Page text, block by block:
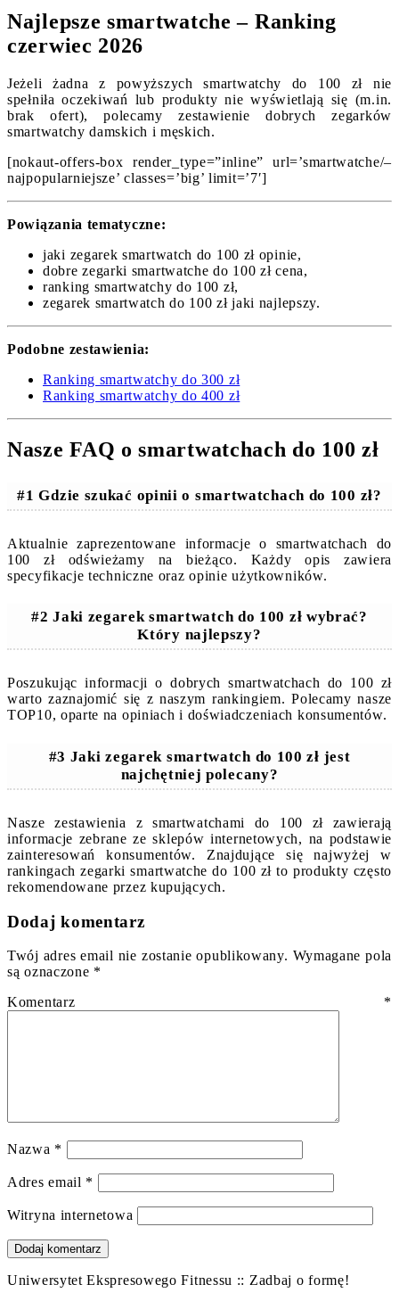
Najlepsze smartwatche – Ranking
czerwiec 2026
Jeżeli żadna z powyższych smartwatchy do 100 zł nie
spełniła oczekiwań lub produkty nie wyświetlają się (m.in.
brak ofert), polecamy zestawienie dobrych zegarków
smartwatchy damskich i męskich.
[nokaut-offers-box render_type=”inline” url=’smartwatche/–
najpopularniejsze’ classes=’big’ limit=’7′]
Powiązania tematyczne:
jaki zegarek smartwatch do 100 zł opinie,
dobre zegarki smartwatche do 100 zł cena,
ranking smartwatchy do 100 zł,
zegarek smartwatch do 100 zł jaki najlepszy.
Podobne zestawienia:
Ranking smartwatchy do 300 zł
Ranking smartwatchy do 400 zł
Nasze FAQ o smartwatchach do 100 zł
#1 Gdzie szukać opinii o smartwatchach do 100 zł?
Aktualnie zaprezentowane informacje o smartwatchach do
100 zł odświeżamy na bieżąco. Każdy opis zawiera
specyfikacje techniczne oraz opinie użytkowników.
#2 Jaki zegarek smartwatch do 100 zł wybrać?
Który najlepszy?
Poszukując informacji o dobrych smartwatchach do 100 zł
warto zaznajomić się z naszym rankingiem. Polecamy nasze
TOP10, oparte na opiniach i doświadczeniach konsumentów.
#3 Jaki zegarek smartwatch do 100 zł jest
najchętniej polecany?
Nasze zestawienia z smartwatchami do 100 zł zawierają
informacje zebrane ze sklepów internetowych, na podstawie
zainteresowań konsumentów. Znajdujące się najwyżej w
rankingach zegarki smartwatche do 100 zł to produkty często
rekomendowane przez kupujących.
Dodaj komentarz
Twój adres email nie zostanie opublikowany. Wymagane pola
są oznaczone *
Komentarz *
Nazwa *
Adres email *
Witryna internetowa
Uniwersytet Ekspresowego Fitnessu :: Zadbaj o formę!